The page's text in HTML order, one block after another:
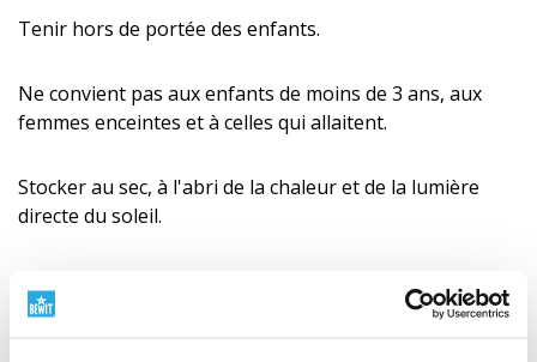
Tenir hors de portée des enfants.
Ne convient pas aux enfants de moins de 3 ans, aux
femmes enceintes et à celles qui allaitent.
Stocker au sec, à l'abri de la chaleur et de la lumière
directe du soleil.
avant de l'utiliser.